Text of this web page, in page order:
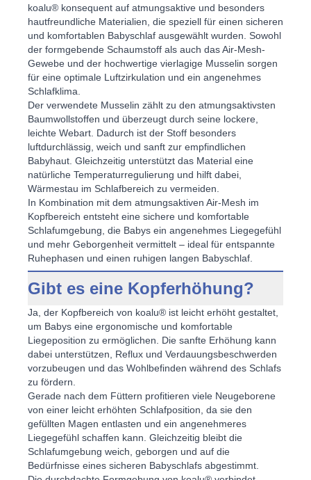
koalu® konsequent auf atmungsaktive und besonders
hautfreundliche Materialien, die speziell für einen sicheren
und komfortablen Babyschlaf ausgewählt wurden. Sowohl
der formgebende Schaumstoff als auch das Air-Mesh-
Gewebe und der hochwertige vierlagige Musselin sorgen
für eine optimale Luftzirkulation und ein angenehmes
Schlafklima.
Der verwendete Musselin zählt zu den atmungsaktivsten
Baumwollstoffen und überzeugt durch seine lockere,
leichte Webart. Dadurch ist der Stoff besonders
luftdurchlässig, weich und sanft zur empfindlichen
Babyhaut. Gleichzeitig unterstützt das Material eine
natürliche Temperaturregulierung und hilft dabei,
Wärmestau im Schlafbereich zu vermeiden.
In Kombination mit dem atmungsaktiven Air-Mesh im
Kopfbereich entsteht eine sichere und komfortable
Schlafumgebung, die Babys ein angenehmes Liegegefühl
und mehr Geborgenheit vermittelt – ideal für entspannte
Ruhephasen und einen ruhigen langen Babyschlaf
Gibt es eine Kopferhöhung?
Ja, der Kopfbereich von koalu® ist leicht erhöht gestaltet,
um Babys eine ergonomische und komfortable
Liegeposition zu ermöglichen. Die sanfte Erhöhung kann
dabei unterstützen, Reflux und Verdauungsbeschwerden
vorzubeugen und das Wohlbefinden während des Schlafs
zu fördern.
Gerade nach dem Füttern profitieren viele Neugeborene
von einer leicht erhöhten Schlafposition, da sie den
gefüllten Magen entlasten und ein angenehmeres
Liegegefühl schaffen kann. Gleichzeitig bleibt die
Schlafumgebung weich, geborgen und auf die
Bedürfnisse eines sicheren Babyschlafs abgestimmt.